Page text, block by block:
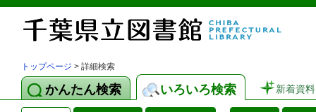
トップページ > 詳細検索
かんたん検索 いろいろ検索 新着資料